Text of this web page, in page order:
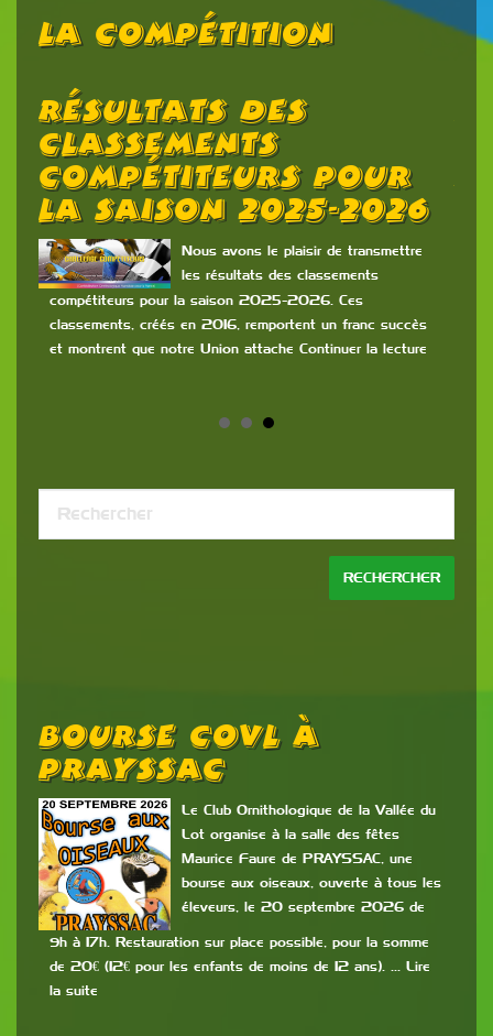
La Compétition
Résultats Des
Classements
Compétiteurs Pour
La Saison 2025-2026
Nous avons le plaisir de transmettre
les résultats des classements
compétiteurs pour la saison 2025-2026. Ces
classements, créés en 2016, remportent un franc succès
et montrent que notre Union attache Continuer la lecture
Bourse COVL À
PRAYSSAC
Le Club Ornithologique de la Vallée du
Lot organise à la salle des fêtes
Maurice Faure de PRAYSSAC, une
bourse aux oiseaux, ouverte à tous les
éleveurs, le 20 septembre 2026 de
9h à 17h. Restauration sur place possible, pour la somme
de 20€ (12€ pour les enfants de moins de 12 ans). … Lire
la suite